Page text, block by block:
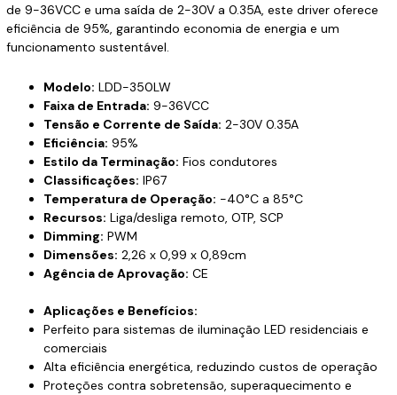
de 9-36VCC e uma saída de 2-30V a 0.35A, este driver oferece
eficiência de 95%, garantindo economia de energia e um
funcionamento sustentável.
Modelo: LDD-350LW
Faixa de Entrada: 9-36VCC
Tensão e Corrente de Saída: 2-30V 0.35A
Eficiência: 95%
Estilo da Terminação: Fios condutores
Classificações: IP67
Temperatura de Operação: -40°C a 85°C
Recursos: Liga/desliga remoto, OTP, SCP
Dimming: PWM
Dimensões: 2,26 x 0,99 x 0,89cm
Agência de Aprovação: CE
Aplicações e Benefícios:
Perfeito para sistemas de iluminação LED residenciais e
comerciais
Alta eficiência energética, reduzindo custos de operação
Proteções contra sobretensão, superaquecimento e